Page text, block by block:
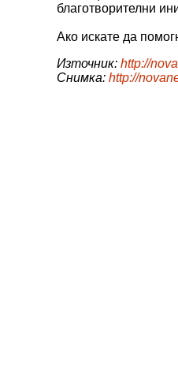
благотворителни
Ако искате да
Източник: http://
Снимка: http://